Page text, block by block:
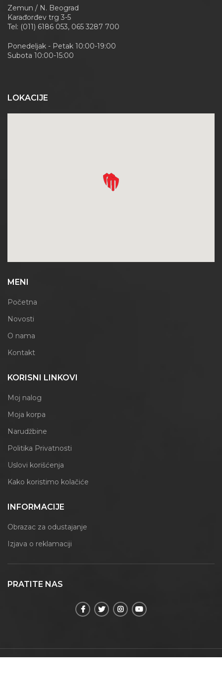
Zemun / N. Beograd
Karađorđev trg 3-5
Tel: (011) 6186 053, 065 3287 700
Ponedeljak - Petak 10:00-19:00
Subota 10:00-15:00
LOKACIJE
MENI
Početna
Novosti
O nama
Kontakt
KORISNI LINKOVI
Moj nalog
Moja korpa
Narudžbine
Politika Privatnosti
Uslovi korišćenja
Kako koristimo kolačiće
INFORMACIJE
Obrazac za odustajanje
Izjava o reklamaciji
PRATITE NAS